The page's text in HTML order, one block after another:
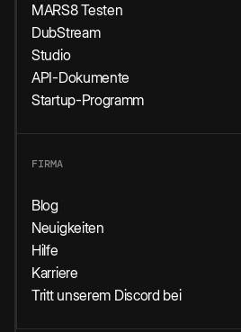
MARS8 Testen
DubStream
Studio
API-Dokumente
Startup-Programm
FIRMA
Blog
Neuigkeiten
Hilfe
Karriere
Tritt unserem Discord bei